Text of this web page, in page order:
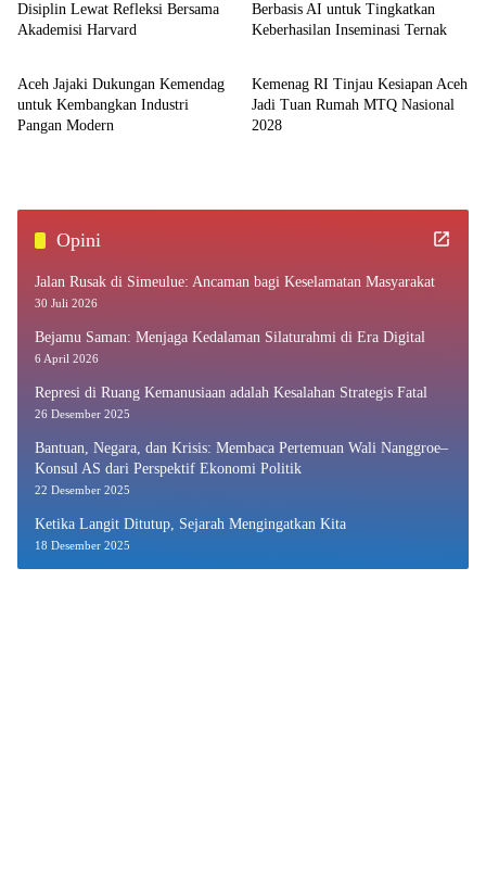
Disiplin Lewat Refleksi Bersama
Akademisi Harvard
Berbasis AI untuk Tingkatkan
Keberhasilan Inseminasi Ternak
Aceh
Aceh Jajaki Dukungan Kemendag
untuk Kembangkan Industri
Pangan Modern
Aceh
Kemenag RI Tinjau Kesiapan Aceh
Jadi Tuan Rumah MTQ Nasional
2028
Opini
Jalan Rusak di Simeulue: Ancaman bagi Keselamatan Masyarakat
30 Juli 2026
Bejamu Saman: Menjaga Kedalaman Silaturahmi di Era Digital
6 April 2026
Represi di Ruang Kemanusiaan adalah Kesalahan Strategis Fatal
26 Desember 2025
Bantuan, Negara, dan Krisis: Membaca Pertemuan Wali Nanggroe–
Konsul AS dari Perspektif Ekonomi Politik
22 Desember 2025
Ketika Langit Ditutup, Sejarah Mengingatkan Kita
18 Desember 2025